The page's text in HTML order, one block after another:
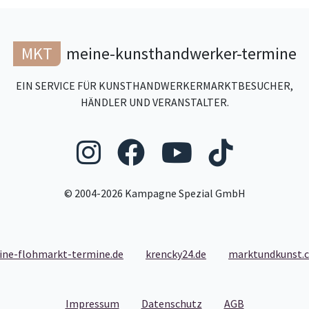
MKT meine-kunsthandwerker-termine
EIN SERVICE FÜR KUNSTHANDWERKERMARKTBESUCHER,
HÄNDLER UND VERANSTALTER.
Folgen Sie uns auf
Folgen Sie
Folgen
© 2004-2026 Kampagne Spezial GmbH
flohmarkt-termine.de krencky24.de
Impressum- Link zum Impressum
Datenschutz- Link zum Datenschutz
AGB- Link zu den